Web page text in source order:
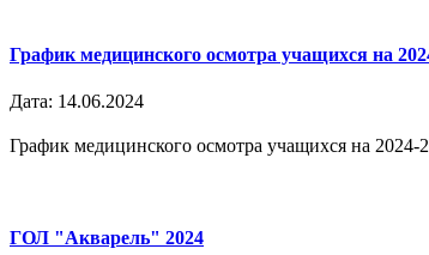
График медицинского осмотра учащихся на
Дата: 14.06.2024
График медицинского осмотра учащихся на
ГОЛ "Акварель" 2024